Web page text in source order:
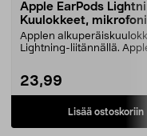
Apple EarPods
Kuulokkeet, mikrofoni
Applen
Lightning-liitännällä.
23,99
Lisää ostoskoriin